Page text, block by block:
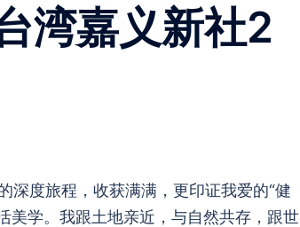
湾嘉义新社2
深度旅程，收获满满，更印证我爱的“健
美学。我跟土地亲近，与自然共存，跟世